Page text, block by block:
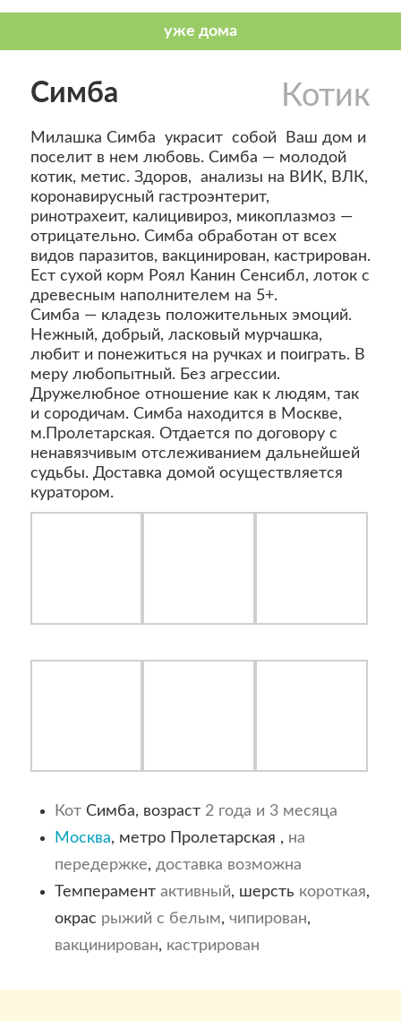
Котик
Симба
Милашка Симба украсит собой Ваш дом и
поселит в нем любовь. Симба — молодой
котик, метис. Здоров, анализы на ВИК, ВЛК,
коронавирусный гастроэнтерит,
ринотрахеит, калицивироз, микоплазмоз —
отрицательно. Симба обработан от всех
видов паразитов, вакцинирован, кастрирован.
Ест сухой корм Роял Канин Сенсибл, лоток с
древесным наполнителем на 5+.
Симба — кладезь положительных эмоций.
Нежный, добрый, ласковый мурчашка,
любит и понежиться на ручках и поиграть. В
меру любопытный. Без агрессии.
Дружелюбное отношение как к людям, так
и сородичам. Симба находится в Москве,
м.Пролетарская. Отдается по договору с
ненавязчивым отслеживанием дальнейшей
судьбы. Доставка домой осуществляется
куратором.
КотСимба, возраст 2 года и 3 месяца
Москва, метро Пролетарская , на
передержке, доставка возможна
Темперамент активный, шерсть короткая,
окрас рыжий с белым, чипирован,
вакцинирован, кастрирован